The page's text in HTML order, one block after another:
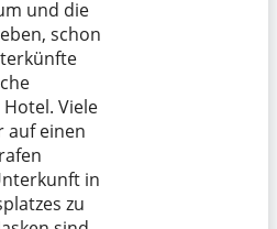
und die
schon
Viele
auf einen
in
zu